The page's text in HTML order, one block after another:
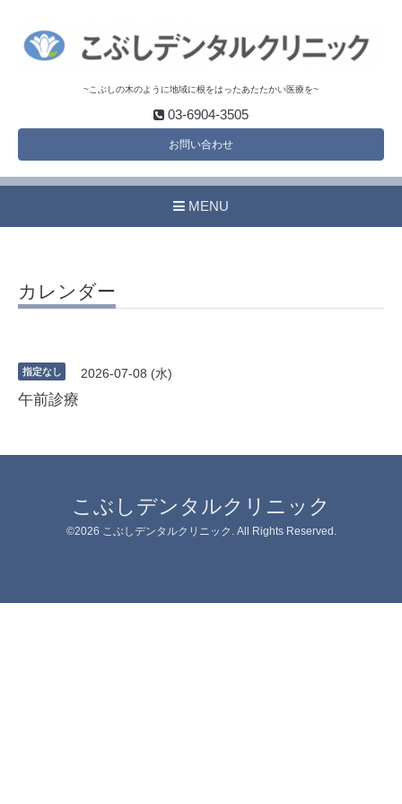
~こぶしの木のように地域に根をはったあたたかい医療を~
03-6904-3505
お問い合わせ
MENU
カレンダー
指定なし 2026-07-08 (水)
午前診療
こぶしデンタルクリニック
©2026 こぶしデンタルクリニック . All Rights Reserved.